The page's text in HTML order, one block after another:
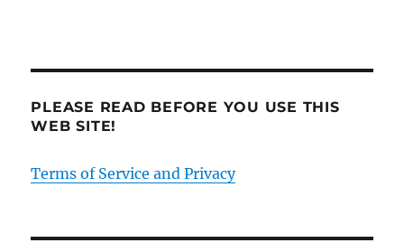
PLEASE READ BEFORE YOU USE THIS
WEB SITE!
Terms of Service and Privacy